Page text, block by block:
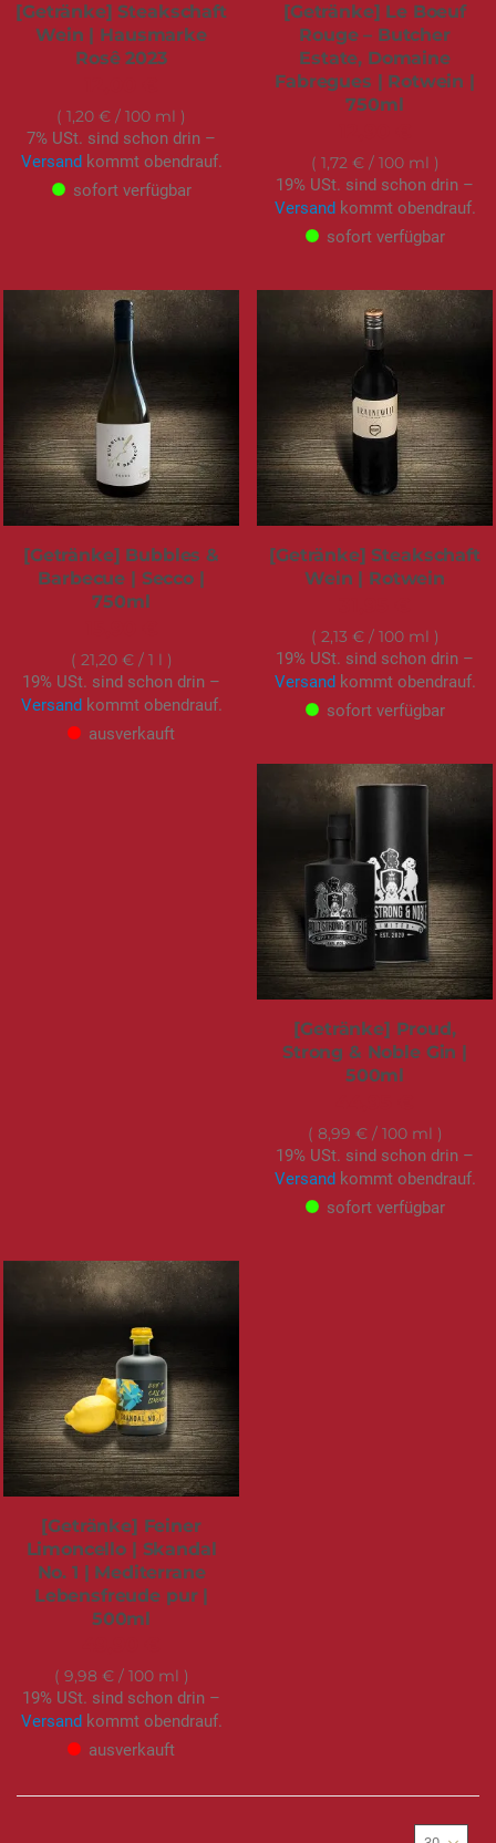
[Getränke] Steakschaft
Wein | Hausmarke
Rosê 2023
1,20 € / 100 ml
7% USt. sind schon drin –
Versandkommt obendrauf.
sofort verfügbar
[Getränke] Le Boeuf
Rouge – Butcher
Estate, Domaine
Fabregues | Rotwein |
750ml
1,72 €/ 100 ml
19% USt. sind schon drin –
Versandkommt obendrauf.
sofort verfügbar
[Getränke] Bubbles &
Barbecue | Secco |
750ml
21,20 €/ 1 l
19% USt. sind schon drin –
Versandkommt obendrauf.
ausverkauft
[Getränke] Steakschaft
Wein | Rotwein
2,13 €/ 100 ml
19% USt. sind schon drin –
Versandkommt obendrauf.
sofort verfügbar
[Getränke] Proud,
Strong & Noble Gin |
500ml
8,99 €/ 100 ml
19% USt. sind schon drin –
Versandkommt obendrauf.
sofort verfügbar
[Getränke] Feiner
Limoncello | Skandal
No. 1 | Mediterrane
Lebensfreude pur |
500ml
9,98 €/ 100 ml
19% USt. sind schon drin –
Versand kommt obendrauf.
ausverkauft